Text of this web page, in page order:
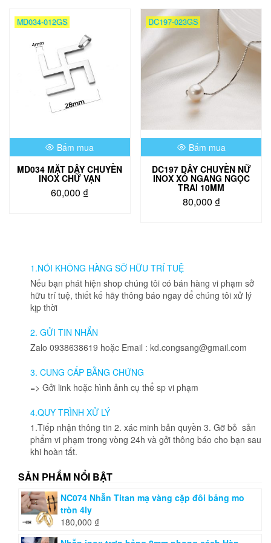
có
nhiều
Các
chọn
có
thể
chọn
trên
trang
sản
phẩm
MD034-012GS
Bấm mua
MD034 MẶT DÂY CHUYỀN
INOX CHỮ VẠN
60,000 ₫
DC197-023GS
Bấm mua
DC197 DÂY CHUYỀN NỮ
INOX XỎ NGANG NGỌC
TRAI 10MM
80,000 ₫
1.NÓI KHÔNG HÀNG SỠ HỮU TRÍ TUỆ
Nếu bạn phát hiện shop chúng tôi có bán hàng vi phạm sở
hữu trí tuệ, thiết kế hãy thông báo ngay để chúng tôi xử lý
kịp thời
2. GỬI TIN NHẮN
Zalo 0938638619 hoặc Email : kd.congsang@gmail.com
3. CUNG CẤP BẰNG CHỨNG
=> Gởi link hoặc hình ảnh cụ thể sp vi phạm
4.QUY TRÌNH XỬ LÝ
1.Tiếp nhận thông tin 2. xác minh bản quyền 3. Gỡ bỏ sản
phẩm vi phạm trong vòng 24h và gởi thông báo cho bạn sau
khi hoàn tất.
SẢN PHẨM NỔI BẬT
NC074 Nhẫn Titan mạ vàng cặp đôi bảng mo
tròn 4ly
180,000 ₫